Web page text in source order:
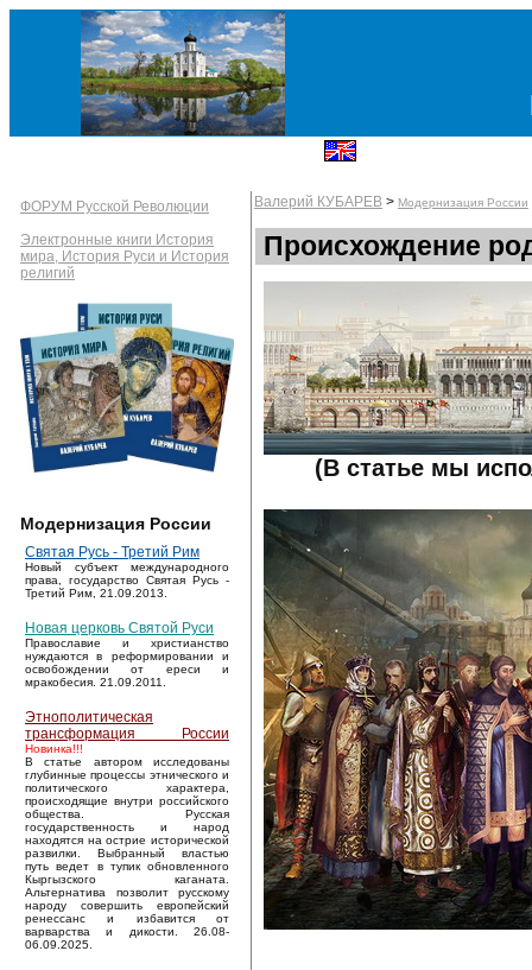
ФОРУМ Русской Революции
Электронные книги История
мира, История Руси и История
религий
Модернизация России
Святая Русь - Третий Рим
Новый субъект международного
права, государство Святая Русь -
Третий Рим, 21.09.2013.
Новая церковь Святой Руси
Православие и христианство
нуждаются в реформировании и
освобождении от ереси и
мракобесия. 21.09.2011.
Этнополитическая
трансформация России
Новинка!!!
В статье автором исследованы
глубинные процессы этнического и
политического характера,
происходящие внутри российского
общества. Русская
государственность и народ
находятся на острие исторической
развилки. Выбранный властью
путь ведет в тупик обновленного
Кыргызского каганата.
Альтернатива позволит русскому
народу совершить европейский
ренессанс и избавится от
варварства и дикости. 26.08-
06.09.2025.
Валерий КУБАРЕВ > Модернизация России
Происхождение
(В статье мы